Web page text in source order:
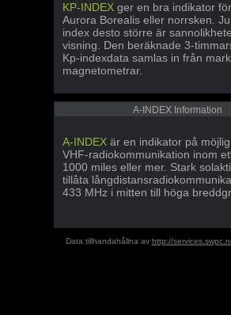
KP-INDEX ger en bra indikator
Aurora Borealis eller norrsken.
index desto större är
visning. Den beräknade 3-
Kp-indexdata samlas in från
magnetometrar.
A-INDEX Information
A-INDEX är en indikator på
VHF-radiokommunikation inom
1000 miles eller mer. Stark
tillåta
433 MHz i mitten till höga
Data tillhandahållna av http://